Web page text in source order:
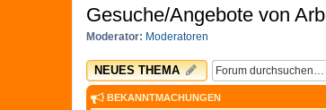
Gesuche/Angebote von
Moderator: Moderatoren
NEUES THEMA
BEKANNTMACHUNGEN